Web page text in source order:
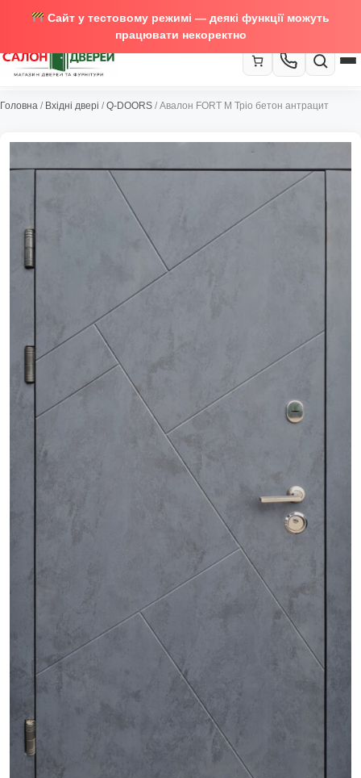
Сайт у тестовому режимі — деякі функції можуть
працювати некоректно
067-370-89-35
Закрити
Головна / Вхідні двері / Q-DOORS / Авалон FORT M Тріо бетон антрацит